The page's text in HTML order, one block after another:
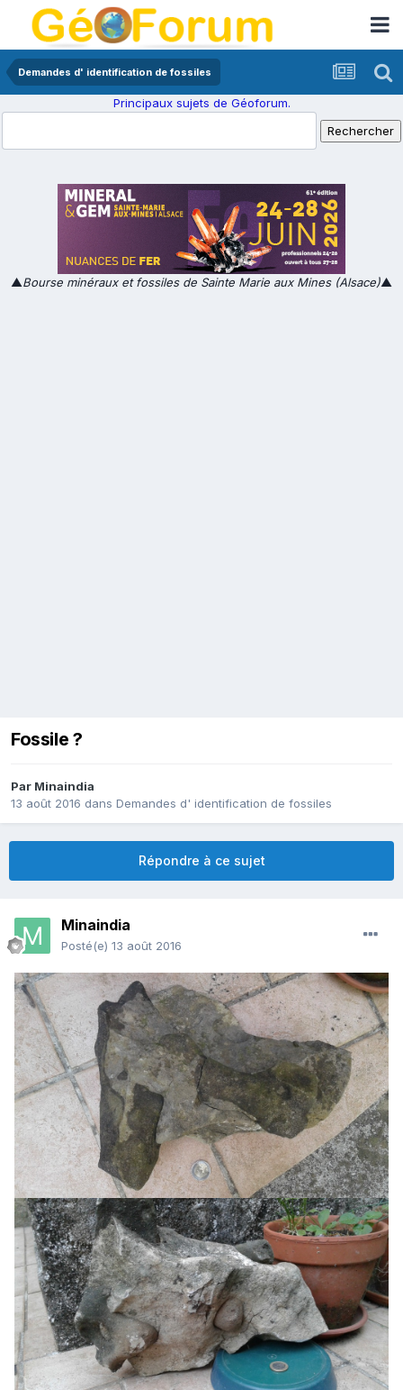
Demandes d' identification de fossiles
Principaux sujets de Géoforum.
▲Bourse minéraux et fossiles de Sainte Marie aux Mines (Alsace)▲
Fossile ?
Par Minaindia
13 août 2016 dans Demandes d' identification de fossiles
Répondre à ce sujet
Minaindia
Posté(e) 13 août 2016